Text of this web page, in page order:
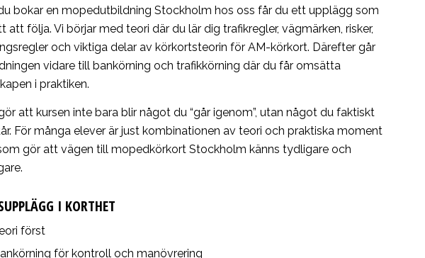
bokar en mopedutbildning Stockholm hos oss får du ett upplägg som
att följa. Vi börjar med teori där du lär dig trafikregler, vägmärken, risker,
och viktiga delar av körkortsteorin för AM-körkort. Därefter går
vidare till bankörning och trafikkörning där du får omsätta
i praktiken.
att kursen inte bara blir något du “går igenom”, utan något du faktiskt
För många elever är just kombinationen av teori och praktiska moment
gör att vägen till mopedkörkort Stockholm känns tydligare och
I KORTHET
först
för kontroll och manövrering